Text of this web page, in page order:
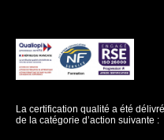
La certification qualité a été
de la catégorie d’action suivante :